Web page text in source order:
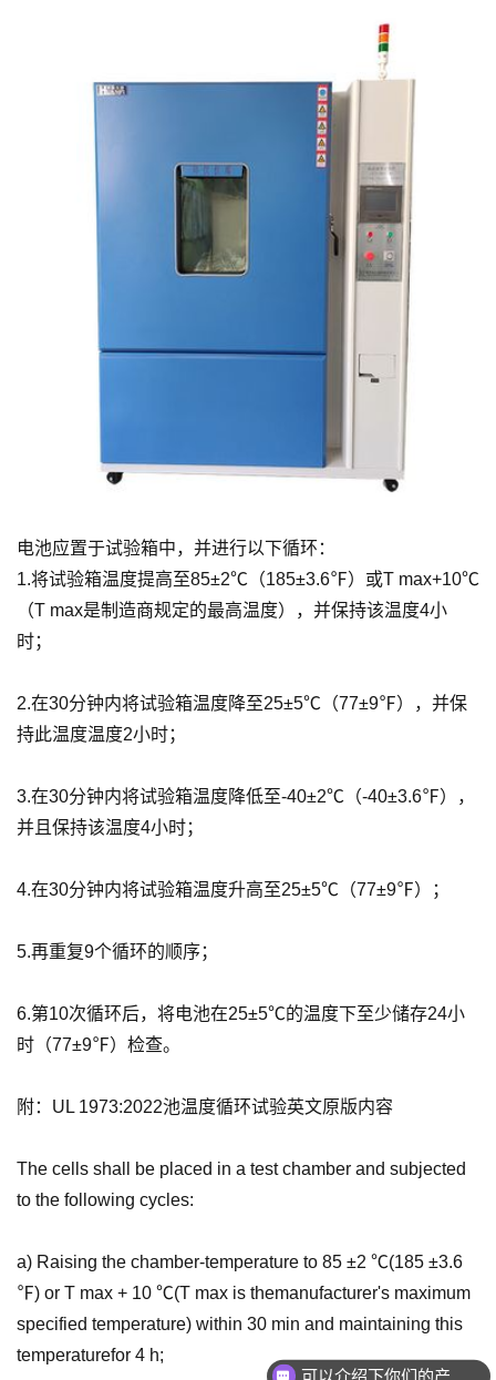
电池应置于试验箱中，并进行以下循环：
1.将试验箱温度提高至85±2℃（185±3.6℉）或T max+10℃
（T max是制造商规定的最高温度），并保持该温度4小
时；
2.在30分钟内将试验箱温度降至25±5℃（77±9℉），并保
持此温度温度2小时；
3.在30分钟内将试验箱温度降低至-40±2℃（-40±3.6℉），
并且保持该温度4小时；
4.在30分钟内将试验箱温度升高至25±5℃（77±9℉）；
5.再重复9个循环的顺序；
6.第10次循环后，将电池在25±5℃的温度下至少储存24小
时（77±9℉）检查。
附：UL 1973:2022池温度循环试验英文原版内容
The cells shall be placed in a test chamber and subjected
to the following cycles:
a) Raising the chamber-temperature to 85 ±2 ℃(185 ±3.6
℉) or T max + 10 ℃(T max is themanufacturer's maximum
specified temperature) within 30 min and maintaining this
temperaturefor 4 h;